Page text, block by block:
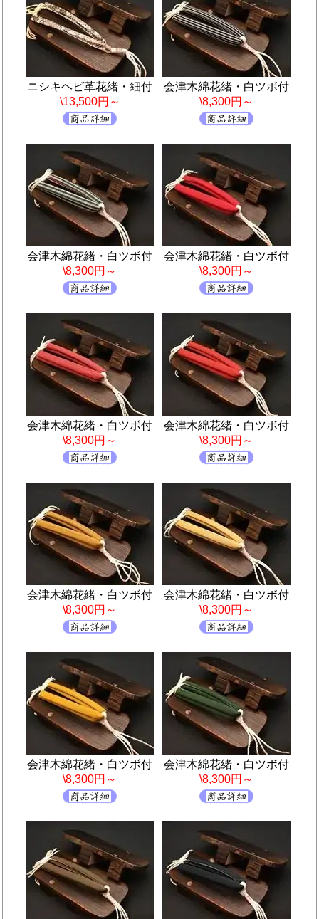
ニシキヘビ革花緒・細付
\13,500円～
会津木綿花緒・白ツボ付
\8,300円～
会津木綿花緒・白ツボ付
\8,300円～
会津木綿花緒・白ツボ付
\8,300円～
会津木綿花緒・白ツボ付
\8,300円～
会津木綿花緒・白ツボ付
\8,300円～
会津木綿花緒・白ツボ付
\8,300円～
会津木綿花緒・白ツボ付
\8,300円～
会津木綿花緒・白ツボ付
\8,300円～
会津木綿花緒・白ツボ付
\8,300円～